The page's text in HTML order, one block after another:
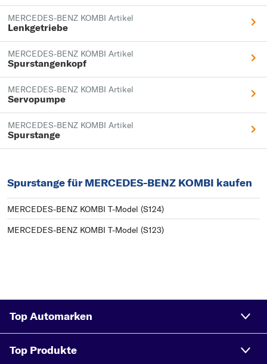
MERCEDES-BENZ KOMBI Artikel
Lenkgetriebe
MERCEDES-BENZ KOMBI Artikel
Spurstangenkopf
MERCEDES-BENZ KOMBI Artikel
Servopumpe
MERCEDES-BENZ KOMBI Artikel
Spurstange
Spurstange für MERCEDES-BENZ KOMBI kaufen
MERCEDES-BENZ KOMBI T-Model (S124)
MERCEDES-BENZ KOMBI T-Model (S123)
Top Automarken
Top Produkte